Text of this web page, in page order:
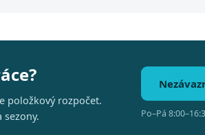
položkový rozpočet.
Po–Pá